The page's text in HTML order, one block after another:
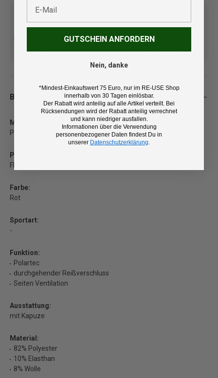
Kostenlose Lieferung ab 100
14 Tage Rückgaberecht und
Beschreibung
Marke:
Peak Performance
Produkt:
Fleecejacke für Herren
Farbe:
Rot
Sportart:
-
Funktion:
Polartec
durchgehender Reißverschluss
Seiten Ventilation
Ausstattung:
mit Kapuze
Material:
82% Polyester
10% Elasthan
8% Wolle
GUTSCHEIN ANFORDERN
Nein, danke
*Mindest-Einkaufswert 75 Euro, nur im RE-USE Shop
innerhalb von 30 Tagen einlösbar.
Der Rabatt wird anteilig auf alle Artikel verteilt. Bei
Rücksendungen wird der Rabatt anteilig verrechnet
und kann niedriger ausfallen.
Informationen über die Verwendung
personenbezogener Daten findest Du in
unserer Datenschutzerklärung